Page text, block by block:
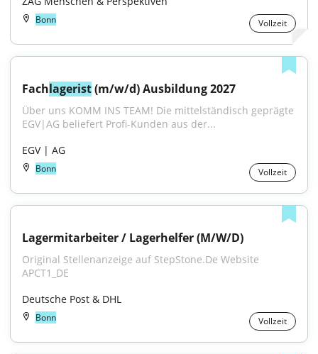
Bonn Vollzeit
Fachlagerist (m/w/d) Ausbildung 2027
Über uns KOMM INS TEAM! Die mittelständisch geprägte
EGV|AG beliefert Profi-Kunden aus der...
EGV | AG
Bonn Vollzeit
Lagermitarbeiter / Lagerhelfer (M/W/D)
Original Stellenanzeige auf StepStone.De Website
APCT1_DE
Deutsche Post & DHL
Bonn Vollzeit